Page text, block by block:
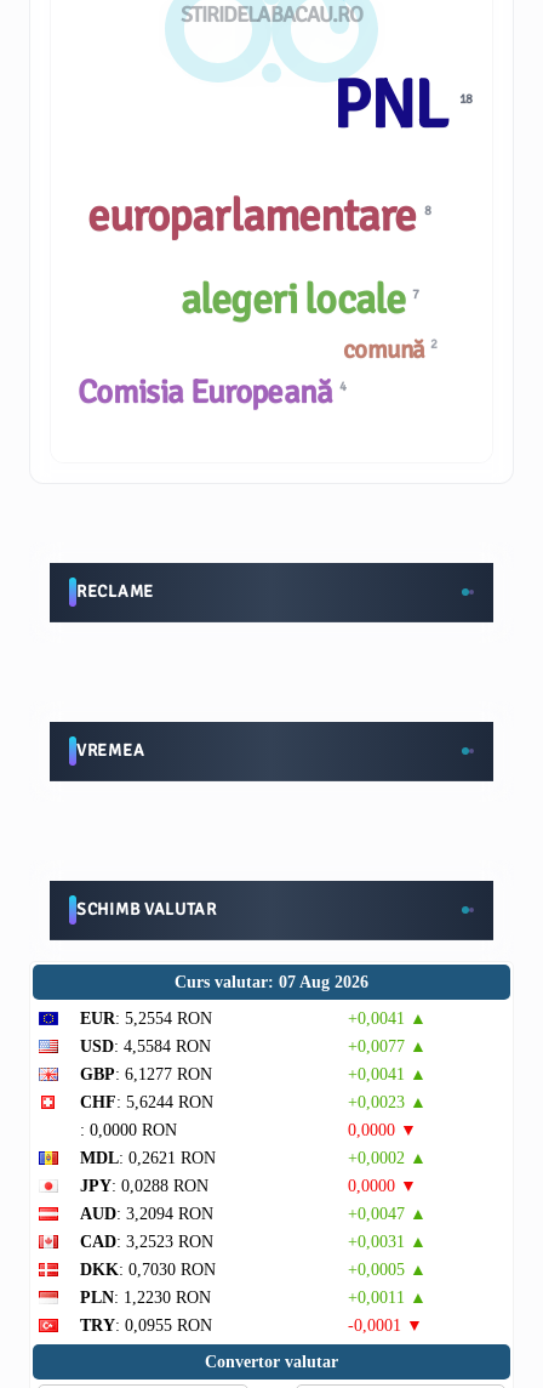
STIRIDELABACAU.RO
comună 2
Comisia Europeană 4
alegeri locale7
europarlamentare8
PNL 18
RECLAME
VREMEA
SCHIMB VALUTAR
Curs valutar: 07 Aug 2026
EUR: 5,2554 RON
+0,0041 ▲
USD: 4,5584 RON
+0,0077 ▲
GBP: 6,1277 RON
+0,0041 ▲
CHF: 5,6244 RON
+0,0023 ▲
: 0,0000 RON
0,0000 ▼
MDL: 0,2621 RON
+0,0002 ▲
JPY: 0,0288 RON
0,0000 ▼
AUD: 3,2094 RON
+0,0047 ▲
CAD: 3,2523 RON
+0,0031 ▲
DKK: 0,7030 RON
+0,0005 ▲
PLN: 1,2230 RON
+0,0011 ▲
TRY: 0,0955 RON
-0,0001 ▼
Convertor valutar